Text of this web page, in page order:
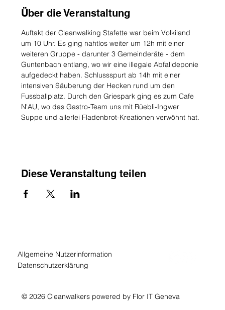
Über die Veranstaltung
Auftakt der Cleanwalking Stafette war beim Volkiland
um 10 Uhr. Es ging nahtlos weiter um 12h mit einer
weiteren Gruppe - darunter 3 Gemeinderäte - dem
Guntenbach entlang, wo wir eine illegale Abfalldeponie
aufgedeckt haben. Schlussspurt ab 14h mit einer
intensiven Säuberung der Hecken rund um den
Fussballplatz. Durch den Griespark ging es zum Cafe
N'AU, wo das Gastro-Team uns mit Rüebli-Ingwer
Suppe und allerlei Fladenbrot-Kreationen verwöhnt hat.
Diese Veranstaltung teilen
Allgemeine Nutzerinformation
Datenschutzerklärung
© 2026 Cleanwalkers powered by Flor IT Geneva